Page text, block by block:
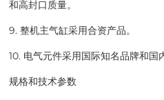
和高封口质量。
9. 整机主气缸采用合资产品。
10. 电气元件采用国际知名品牌和国
规格和技术参数